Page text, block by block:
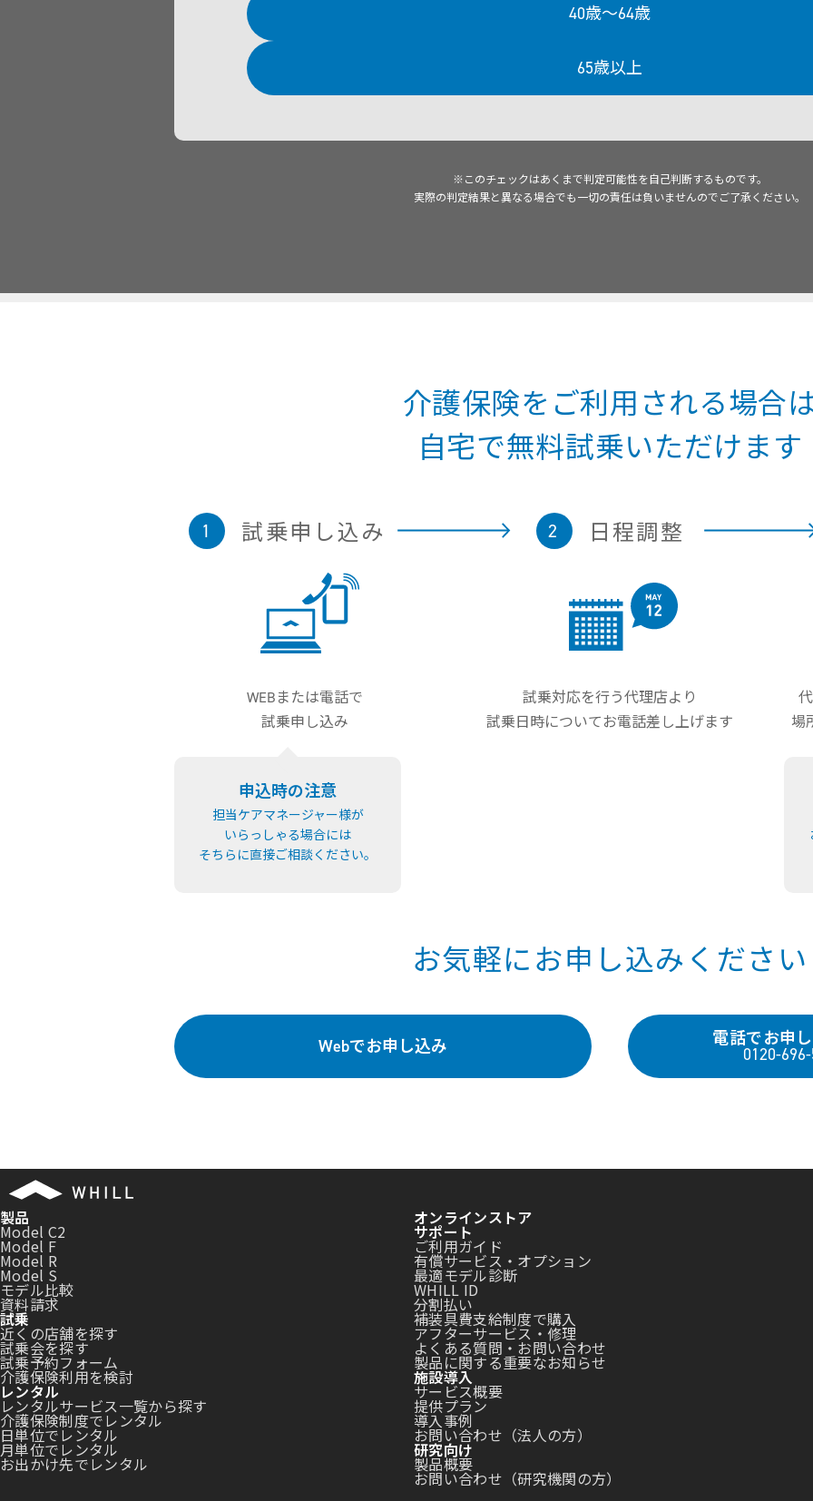
40歳〜64歳
65歳以上
※このチェックはあくまで判定可能性を自己判断するものです。
実際の判定結果と異なる場合でも一切の責任は負いませんのでご了承ください。
介護保険を ご利用される場合
自宅で無料試乗いただけます
試乗申し込み
WEBまたは電話で
試乗申し込み
申込時の注意
担当ケアマネージャー様が
いらっしゃる場合には
そちらに直接ご相談ください。
日程調整
試乗対応を行う代理店より
試乗日時についてお電話差し上げます
場
お気軽にお申し込みください
Webでお申し込み 電話でお申
0120-
製品
Model C2
Model F
Model R
Model S
モデル比較
資料請求
試乗
近くの店舗を探す
試乗会を探す
試乗予約フォーム
介護保険利用を検討
レンタル
レンタルサービス一覧から探す
介護保険制度でレンタル
日単位でレンタル
月単位でレンタル
お出かけ先でレンタル
オンラインストア
サポート
ご利用ガイド
有償サービス・オプション
最適モデル診断
WHILL ID
分割払い
補装具費支給制度で購入
アフターサービス・修理
よくある質問・お問い合わせ
製品に関する重要なお知らせ
施設導入
サービス概要
提供プラン
導入事例
お問い合わせ（法人の方）
研究向け
製品概要
お問い合わせ（研究機関の方）